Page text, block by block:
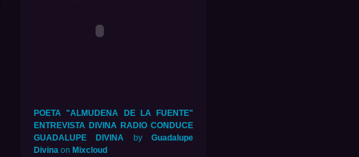
POETA "ALMUDENA DE LA FUENTE"
ENTREVISTA DIVINA RADIO CONDUCE
GUADALUPE DIVINA byGuadalupe
Divina on Mixcloud